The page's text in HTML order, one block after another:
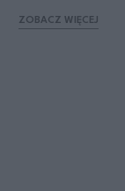
ZOBACZ WIĘCEJ